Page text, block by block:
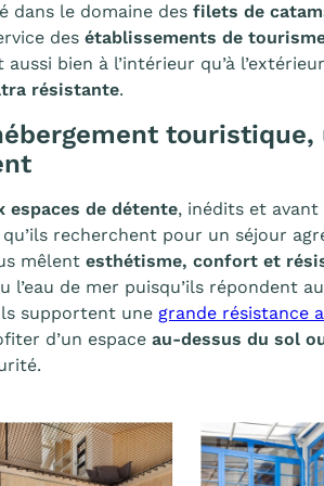
dans le domaine des filets de
des établissements de
bien à l’intérieur qu’à
résistante.
touristique,
espaces de détente, inédits et
recherchent pour un séjour
mêlent esthétisme, confort et
de mer puisqu’ils répondent
supportent une grande résistance
d’un espace au-dessus du sol ou